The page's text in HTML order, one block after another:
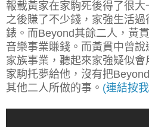
報載黃家在家駒死後得了很
之後賺了不少錢，家強生活
錶。而Beyond其餘二人，黃
音樂事業賺錢。而黃貫中曾
家族事業，聽起來家強疑似
家駒托夢給他，沒有把
其他二人所做的事。 (連結按